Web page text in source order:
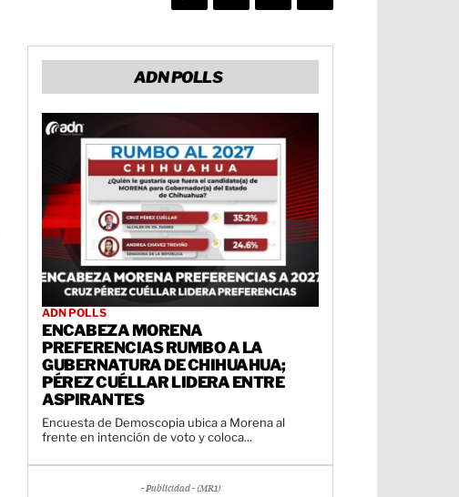
ADN POLLS
ADN POLLS
ENCABEZA MORENA
PREFERENCIAS RUMBO A LA
GUBERNATURA DE CHIHUAHUA;
PÉREZ CUÉLLAR LIDERA ENTRE
ASPIRANTES
Encuesta de Demoscopia ubica a Morena al
frente en intención de voto y coloca...
- Publicidad - (MR1)